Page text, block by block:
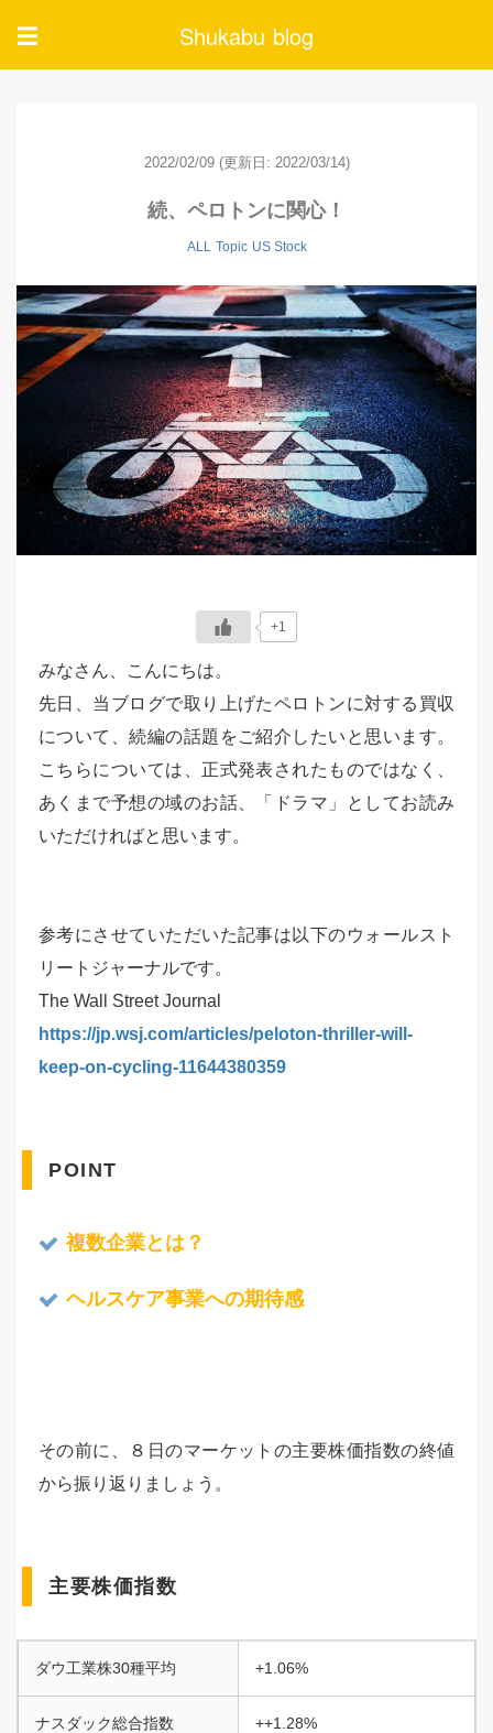
☰ Shukabu blog
2022/02/09 (更新日: 2022/03/14)
続、ペロトンに関心！
ALL Topic US Stock
+1
みなさん、こんにちは。
先日、当ブログで取り上げたペロトンに対する買収
について、続編の話題をご紹介したいと思います。
こちらについては、正式発表されたものではなく、
あくまで予想の域のお話、「ドラマ」としてお読み
いただければと思います。
参考にさせていただいた記事は以下のウォールスト
リートジャーナルです。
The Wall Street Journal
https://jp.wsj.com/articles/peloton-thriller-will-
keep-on-cycling-11644380359
POINT
複数企業とは？
ヘルスケア事業への期待感
その前に、８日のマーケットの主要株価指数の終値
から振り返りましょう。
主要株価指数
ダウ工業株30種平均 +1.06%
ナスダック総合指数 ++1.28%